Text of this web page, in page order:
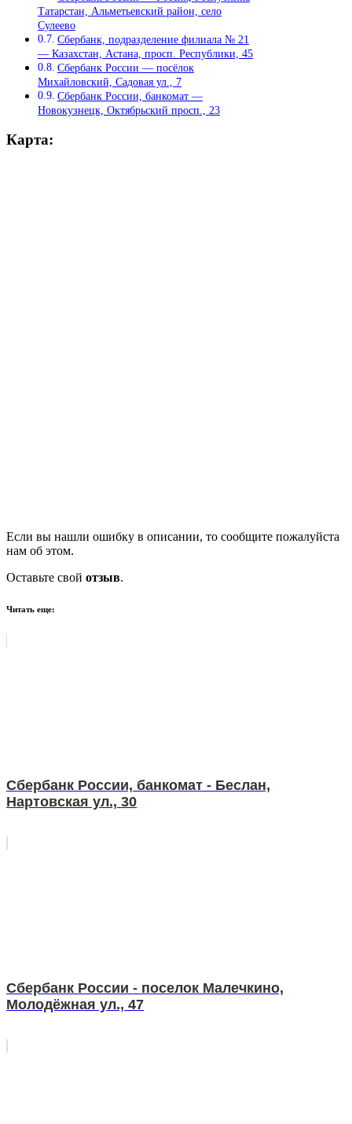
Татарстан, Альметьевский район, село
Сулеево
Сбербанк, подразделение филиала № 21
— Казахстан, Астана, просп. Республики, 45
Сбербанк России — посёлок
Михайловский, Садовая ул., 7
Сбербанк России, банкомат —
Новокузнецк, Октябрьский просп., 23
Карта:
Если вы нашли ошибку в описании, то сообщите пожалуйста
нам об этом.
Оставьте свой отзыв.
Читать еще:
Сбербанк России, банкомат - Беслан,
Нартовская ул., 30
Сбербанк России - поселок Малечкино,
Молодёжная ул., 47